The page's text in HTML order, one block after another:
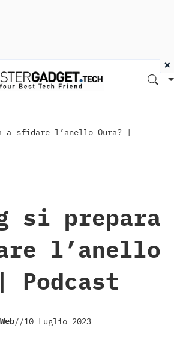
a sfidare l’anello Oura? |
si prepara
l’anello
Podcast
//10 Luglio 2023
×